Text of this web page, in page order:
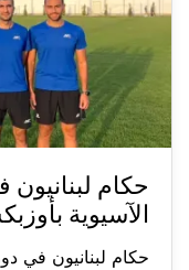
حكام
الآسيوية
حكام لبنانيون في